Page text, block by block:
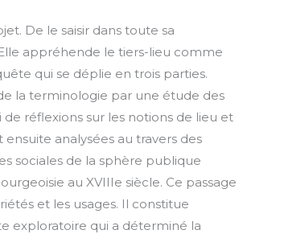
De le saisir dans toute sa
appréhende le tiers-lieu comme
qui se déplie en trois parties.
la terminologie par une étude des
réflexions sur les notions de lieu et
analysées au travers des
sociales de la sphère publique
au XVIIIe siècle. Ce passage
et les usages. Il constitue
exploratoire qui a déterminé la